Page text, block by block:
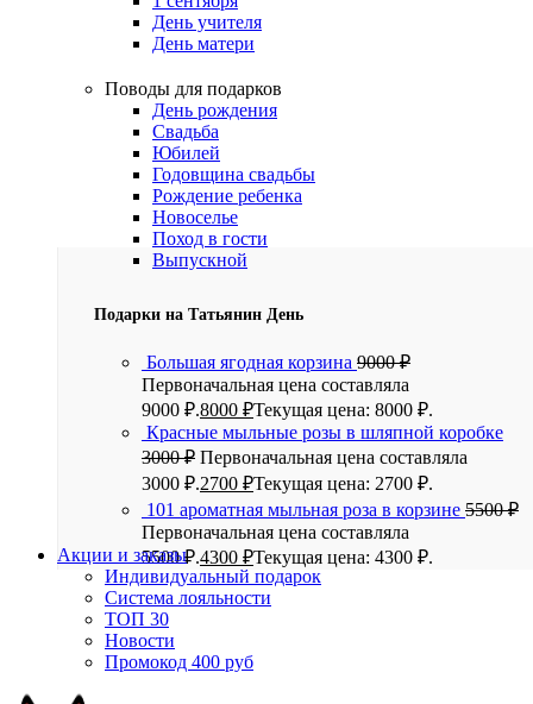
День учителя
День матери
Поводы для подарков
День рождения
Свадьба
Юбилей
Годовщина свадьбы
Рождение ребенка
Новоселье
Поход в гости
Выпускной
Подарки на Татьянин День
Большая ягодная корзина 9000₽
Первоначальная цена составляла
9000 ₽.8000 ₽Текущая цена: 8000 ₽.
Красные мыльные розы в шляпной коробке
3000₽ Первоначальная цена составляла
3000 ₽.2700 ₽Текущая цена: 2700 ₽.
101 ароматная мыльная роза в корзине 5500₽
Первоначальная цена составляла
5500 ₽.4300 ₽Текущая цена: 4300 ₽.
Акции и заказы
Индивидуальный подарок
Система лояльности
ТОП 30
Новости
Промокод 400 руб